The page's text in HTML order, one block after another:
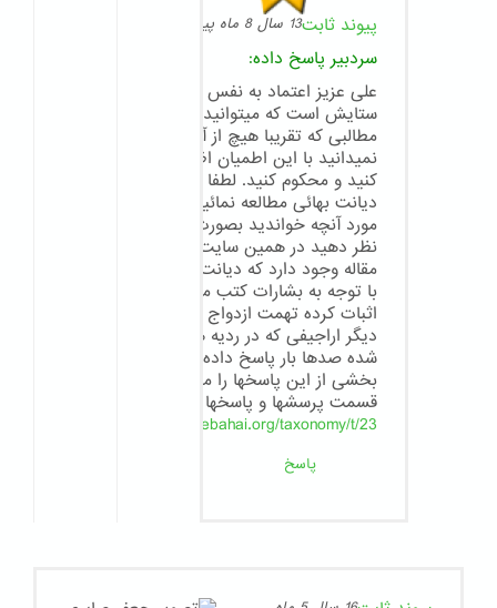
پیوند ثابت13 سال 8 ماه پیش
سردبیر پاسخ داده:
علی عزیز اعتماد به نفس شما قابل
ستایش است که میتوانید در مورد
مطالبی که تقریبا هیچ از آن
نمیدانید با این اطمیان اظهار نظر
کنید و محکوم کنید. لطفا کمی درباره
دیانت بهائی مطالعه نمائید و در
مورد آنچه خواندید بصورت مستند
نظر دهید در همین سایت دهها
مقاله وجود دارد که دیانت بهائی را
با توجه به بشارات کتب مقدسه قبل
اثبات کرده تهمت ازدواج با محارم و
دیگر اراجیفی که در ردیه ها نوشته
شده صدها بار پاسخ داده شده .
بخشی از این پاسخها را میتوانید در
قسمت پرسشها و پاسخها بخوانید
http://aeenebahai.org/taxonomy/t/23
پاسخ